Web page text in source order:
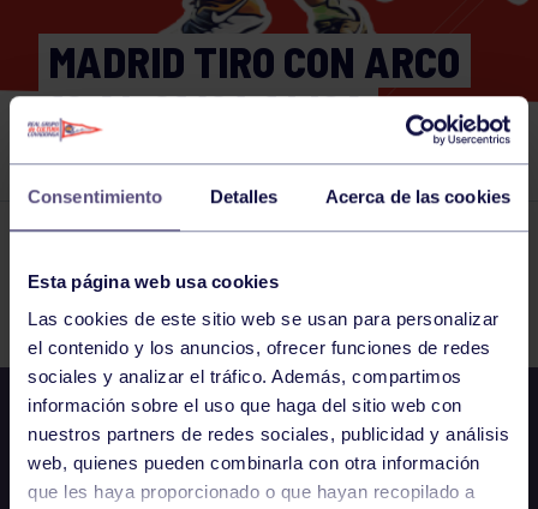
Consentimiento Detalles Acerca de las cookies
Esta página web usa cookies
Las cookies de este sitio web se usan para personalizar
el contenido y los anuncios, ofrecer funciones de redes
sociales y analizar el tráfico. Además, compartimos
información sobre el uso que haga del sitio web con
nuestros partners de redes sociales, publicidad y análisis
web, quienes pueden combinarla con otra información
que les haya proporcionado o que hayan recopilado a
MADRID TIRO CON ARCO
19 AL 21/04 1 LIGA
NACIONAL IBERDROLA